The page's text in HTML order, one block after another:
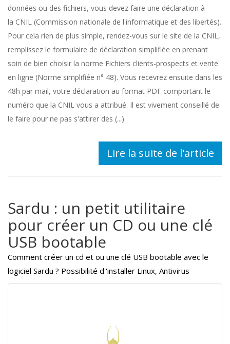
données ou des fichiers, vous devez faire une déclaration à
la CNIL (Commission nationale de l'informatique et des libertés).
Pour cela rien de plus simple, rendez-vous sur le site de la CNIL,
remplissez le formulaire de déclaration simplifiée en prenant
soin de bien choisir la norme Fichiers clients-prospects et vente
en ligne (Norme simplifiée n° 48). Vous recevrez ensuite dans les
48h par mail, votre déclaration au format PDF comportant le
numéro que la CNIL vous a attribué. Il est vivement conseillé de
le faire pour ne pas s'attirer des (...)
Lire la suite de l'article
Sardu : un petit utilitaire
pour créer un CD ou une clé
USB bootable
Comment créer un cd et ou une clé USB bootable avec le
logiciel Sardu ? Possibilité d''installer Linux, Antivirus